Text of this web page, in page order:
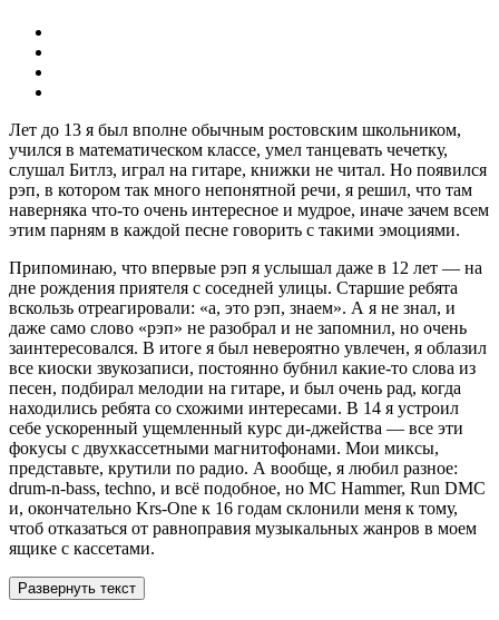
Лет до 13 я был вполне обычным ростовским школьником,
учился в математическом классе, умел танцевать чечетку,
слушал Битлз, играл на гитаре, книжки не читал. Но появился
рэп, в котором так много непонятной речи, я решил, что там
наверняка что‑то очень интересное и мудрое, иначе зачем всем
этим парням в каждой песне говорить с такими эмоциями.
Припоминаю, что впервые рэп я услышал даже в 12 лет — на
дне рождения приятеля с соседней улицы. Старшие ребята
вскользь отреагировали: «а, это рэп, знаем». А я не знал, и
даже само слово «рэп» не разобрал и не запомнил, но очень
заинтересовался. В итоге я был невероятно увлечен, я облазил
все киоски звукозаписи, постоянно бубнил какие‑то слова из
песен, подбирал мелодии на гитаре, и был очень рад, когда
находились ребята со схожими интересами. В 14 я устроил
себе ускоренный ущемленный курс ди‑джейства — все эти
фокусы с двухкассетными магнитофонами. Мои миксы,
представьте, крутили по радио. А вообще, я любил разное:
drum-n-bass, techno, и всё подобное, но MC Hammer, Run DMC
и, окончательно Krs-One к 16 годам склонили меня к тому,
чтоб отказаться от равноправия музыкальных жанров в моем
ящике с кассетами.
Развернуть текст